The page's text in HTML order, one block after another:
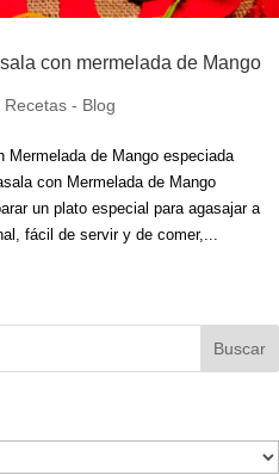
con mermelada de Mango
Recetas - Blog
Mermelada de Mango especiada
con Mermelada de Mango
un plato especial para agasajar a
fácil de servir y de comer,...